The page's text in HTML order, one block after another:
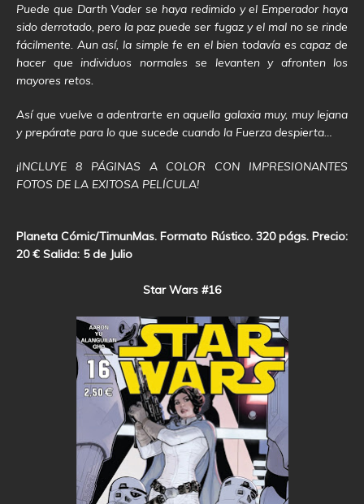
Puede que Darth Vader se haya redimido y el Emperador haya
sido derrotado, pero la paz puede ser fugaz y el mal no se rinde
fácilmente. Aun así, la simple fe en el bien todavía es capaz de
hacer que individuos normales se levanten y afronten los
mayores retos.
Así que vuelve a adentrarte en aquella galaxia muy, muy lejana
y prepárate para lo que sucede cuando la Fuerza despierta…
¡INCLUYE 8 PÁGINAS A COLOR CON IMPRESIONANTES
FOTOS DE LA EXITOSA PELÍCULA!
Planeta Cómic/TimunMas. Formato Rústico. 320 págs. Precio:
20 € Salida: 5 de Julio
Star Wars #16